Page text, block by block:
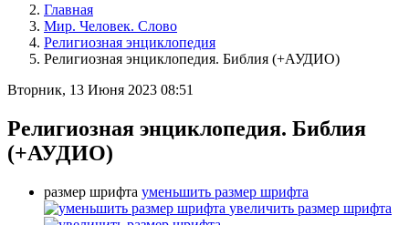
Главная
Мир. Человек. Слово
Религиозная энциклопедия
Религиозная энциклопедия. Библия (+АУДИО)
Вторник, 13 Июня 2023 08:51
Религиозная энциклопедия. Библия
(+АУДИО)
размер шрифта уменьшить размер шрифта
увеличить размер шрифта